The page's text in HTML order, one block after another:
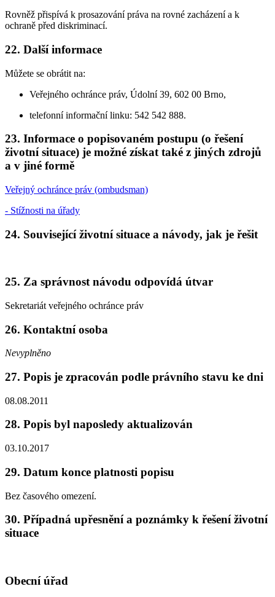
Rovněž přispívá k prosazování práva na rovné zacházení a k
ochraně před diskriminací.
22. Další informace
Můžete se obrátit na:
Veřejného ochránce práv, Údolní 39, 602 00 Brno,
telefonní informační linku: 542 542 888.
23. Informace o popisovaném postupu (o řešení
životní situace) je možné získat také z jiných zdrojů
a v jiné formě
Veřejný ochránce práv (ombudsman)
- Stížnosti na úřady
24. Související životní situace a návody, jak je řešit
25. Za správnost návodu odpovídá útvar
Sekretariát veřejného ochránce práv
26. Kontaktní osoba
Nevyplněno
27. Popis je zpracován podle právního stavu ke dni
08.08.2011
28. Popis byl naposledy aktualizován
03.10.2017
29. Datum konce platnosti popisu
Bez časového omezení.
30. Případná upřesnění a poznámky k řešení životní
situace
Obecní úřad